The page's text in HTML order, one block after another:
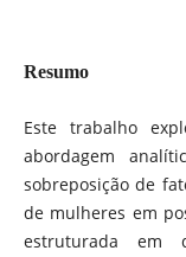
Resumo
Este trabalho
abordagem
sobreposição de
de mulheres em
estruturada em